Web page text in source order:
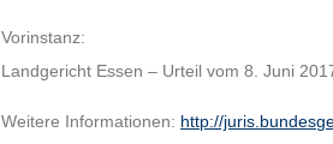
Vorinstanz:
Landgericht Essen – Urteil vom 8. Juni
Weitere Informationen: http://